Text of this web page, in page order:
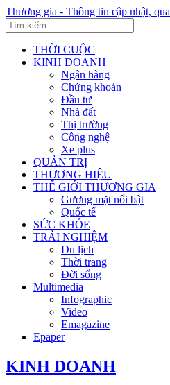
Thương gia - Thông tin cập nhật,
THỜI CUỘC
KINH DOANH
Ngân hàng
Chứng khoán
Đầu tư
Nhà đất
Thị trường
Công nghệ
Xe plus
QUẢN TRỊ
THƯƠNG HIỆU
THẾ GIỚI THƯƠNG GIA
Gương mặt nổi bật
Quốc tế
SỨC KHỎE
TRẢI NGHIỆM
Du lịch
Thời trang
Đời sống
Multimedia
Infographic
Video
Emagazine
Epaper
KINH DOANH